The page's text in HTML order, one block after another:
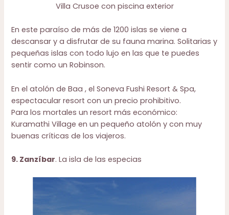
Villa Crusoe con piscina exterior
En este paraíso de más de 1200 islas se viene a
descansar y a disfrutar de su fauna marina. Solitarias y
pequeñas islas con todo lujo en las que te puedes
sentir como un Robinson.
En el atolón de Baa , elSoneva Fushi Resort & Spa,
espectacular resort con un precio prohibitivo.
Para los mortales un resort más económico:
Kuramathi Villageen un pequeño atolón y con muy
buenas críticas de los viajeros.
9. Zanzíbar. La isla de las especias